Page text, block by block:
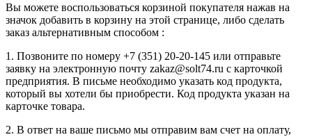
Вы можете воспользоваться корзиной покупателя нажав на
значок добавить в корзину на этой странице, либо сделать
заказ альтернативным способом :
1. Позвоните по номеру +7 (351) 20-20-145 или отправьте
заявку на электронную почту zakaz@solt74.ru с карточкой
предприятия. В письме необходимо указать код продукта,
который вы хотели бы приобрести. Код продукта указан на
карточке товара.
2. В ответ на ваше письмо мы отправим вам счет на оплату,